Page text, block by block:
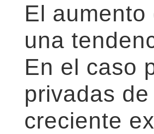
El
una
En el caso
privadas
creciente